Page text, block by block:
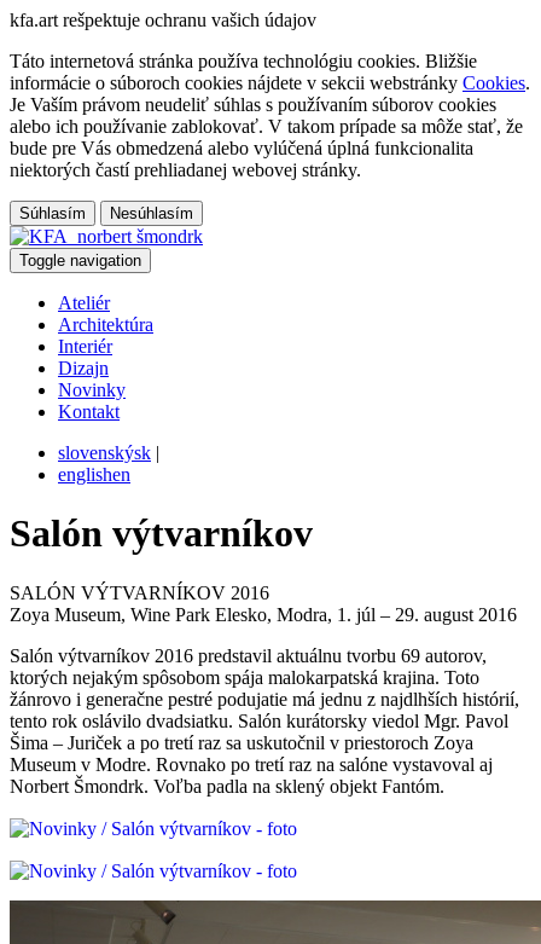
kfa.art rešpektuje ochranu vašich údajov
Táto internetová stránka používa technológiu cookies. Bližšie
informácie o súboroch cookies nájdete v sekcii webstránky Cookies.
Je Vaším právom neudeliť súhlas s používaním súborov cookies
alebo ich používanie zablokovať. V takom prípade sa môže stať, že
bude pre Vás obmedzená alebo vylúčená úplná funkcionalita
niektorých častí prehliadanej webovej stránky.
Súhlasím Nesúhlasím
Toggle navigation
Ateliér
Architektúra
Interiér
Dizajn
Novinky
Kontakt
slovenskýsk |
englishen
Salón výtvarníkov
SALÓN VÝTVARNÍKOV 2016
Zoya Museum, Wine Park Elesko, Modra, 1. júl – 29. august 2016
Salón výtvarníkov 2016 predstavil aktuálnu tvorbu 69 autorov,
ktorých nejakým spôsobom spája malokarpatská krajina. Toto
žánrovo i generačne pestré podujatie má jednu z najdlhších histórií,
tento rok oslávilo dvadsiatku. Salón kurátorsky viedol Mgr. Pavol
Šima – Juriček a po tretí raz sa uskutočnil v priestoroch Zoya
Museum v Modre. Rovnako po tretí raz na salóne vystavoval aj
Norbert Šmondrk. Voľba padla na sklený objekt Fantóm.